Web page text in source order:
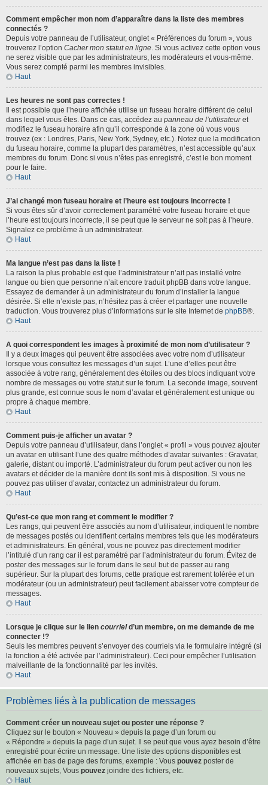
Comment empêcher mon nom d’apparaître dans la liste des membres
connectés ?
Depuis votre panneau de l’utilisateur, onglet « Préférences du forum », vous
trouverez l’option Cacher mon statut en ligne . Si vous activez cette option vous
ne serez visible que par les administrateurs, les modérateurs et vous-même.
Vous serez compté parmi les membres invisibles.
Haut
Les heures ne sont pas correctes !
Il est possible que l’heure affichée utilise un fuseau horaire différent de celui
dans lequel vous êtes. Dans ce cas, accédez au panneau de l’utilisateuret
modifiez le fuseau horaire afin qu’il corresponde à la zone où vous vous
trouvez (ex : Londres, Paris, New York, Sydney, etc.). Notez que la modification
du fuseau horaire, comme la plupart des paramètres, n’est accessible qu’aux
membres du forum. Donc si vous n’êtes pas enregistré, c’est le bon moment
pour le faire.
Haut
J’ai changé mon fuseau horaire et l’heure est toujours incorrecte !
Si vous êtes sûr d’avoir correctement paramétré votre fuseau horaire et que
l’heure est toujours incorrecte, il se peut que le serveur ne soit pas à l’heure.
Signalez ce problème à un administrateur.
Haut
Ma langue n’est pas dans la liste !
La raison la plus probable est que l’administrateur n’ait pas installé votre
langue ou bien que personne n’ait encore traduit phpBB dans votre langue.
Essayez de demander à un administrateur du forum d’installer la langue
désirée. Si elle n’existe pas, n’hésitez pas à créer et partager une nouvelle
traduction. Vous trouverez plus d’informations sur le site Internet de phpBB®.
Haut
A quoi correspondent les images à proximité de mon nom d’utilisateur ?
Il y a deux images qui peuvent être associées avec votre nom d’utilisateur
lorsque vous consultez les messages d’un sujet. L’une d’elles peut être
associée à votre rang, généralement des étoiles ou des blocs indiquant votre
nombre de messages ou votre statut sur le forum. La seconde image, souvent
plus grande, est connue sous le nom d’avatar et généralement est unique ou
propre à chaque membre.
Haut
Comment puis-je afficher un avatar ?
Depuis votre panneau d’utilisateur, dans l’onglet « profil » vous pouvez ajouter
un avatar en utilisant l’une des quatre méthodes d’avatar suivantes : Gravatar,
galerie, distant ou importé. L’administrateur du forum peut activer ou non les
avatars et décider de la manière dont ils sont mis à disposition. Si vous ne
pouvez pas utiliser d’avatar, contactez un administrateur du forum.
Haut
Qu’est-ce que mon rang et comment le modifier ?
Les rangs, qui peuvent être associés au nom d’utilisateur, indiquent le nombre
de messages postés ou identifient certains membres tels que les modérateurs
et administrateurs. En général, vous ne pouvez pas directement modifier
l’intitulé d’un rang car il est paramétré par l’administrateur du forum. Évitez de
poster des messages sur le forum dans le seul but de passer au rang
supérieur. Sur la plupart des forums, cette pratique est rarement tolérée et un
modérateur (ou un administrateur) peut facilement abaisser votre compteur de
messages.
Haut
Lorsque je clique sur le lien courrield’un membre, on me demande de me
connecter !?
Seuls les membres peuvent s’envoyer des courriels via le formulaire intégré (si
la fonction a été activée par l’administrateur). Ceci pour empêcher l’utilisation
malveillante de la fonctionnalité par les invités.
Haut
Problèmes liés à la publication de messages
Comment créer un nouveau sujet ou poster une réponse ?
Cliquez sur le bouton « Nouveau » depuis la page d’un forum ou
« Répondre » depuis la page d’un sujet. Il se peut que vous ayez besoin d’être
enregistré pour écrire un message. Une liste des options disponibles est
affichée en bas de page des forums, exemple : Vous pouvez poster de
nouveaux sujets, Vous pouvez joindre des fichiers, etc.
Haut